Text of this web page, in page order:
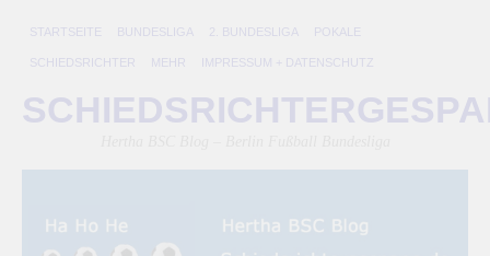
STARTSEITE BUNDESLIGA 2. BUNDESLIGA POKALE
SCHIEDSRICHTER MEHR IMPRESSUM + DATENSCHUTZ